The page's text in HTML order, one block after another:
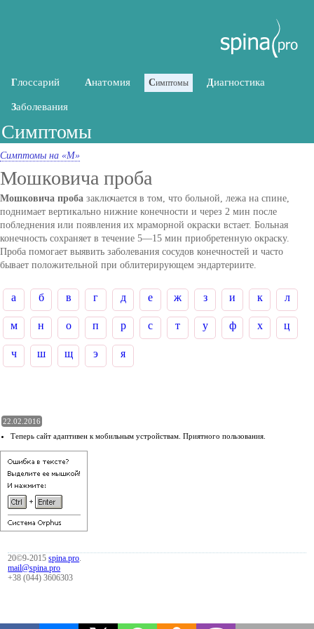
Глоссарий Анатомия Симптомы Диагностика
Заболевания
Симптомы
Симптомы на «М»
Мошковича проба
Мошковича проба заключается в том, что больной, лежа на спине,
поднимает вертикально нижние конечности и через 2 мин после
побледнения или появления их мраморной окраски встает. Больная
конечность сохраняет в течение 5—15 мин приобретенную окраску.
Проба помогает выявить заболевания сосудов конечностей и часто
бывает положительной при облитерирующем эндартериите.
а б в г д е ж з и к л
м н о п р с т у ф х ц
ч ш щ э я
22.02.2016
Теперь сайт адаптивен к мобильным устройствам. Приятного пользования.
20©9-2015spina.pro.
mail@spina.pro
+38 (044) 3606303